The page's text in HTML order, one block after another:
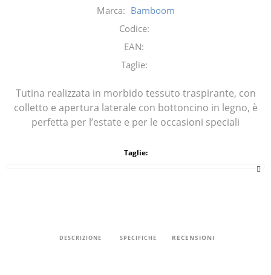
Marca: Bamboom
Codice:
EAN:
Taglie:
Tutina realizzata in morbido tessuto traspirante, con
colletto e apertura laterale con bottoncino in legno, è
perfetta per l’estate e per le occasioni speciali
Taglie:
DESCRIZIONE SPECIFICHE RECENSIONI